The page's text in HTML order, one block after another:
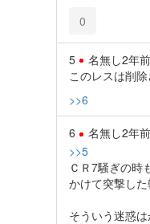
0
5 名無し2年前
このレスは削
>>6
6 名無し2年前
>>5
ＣＲ7騒ぎの時
かけて突撃し
そういう迷惑